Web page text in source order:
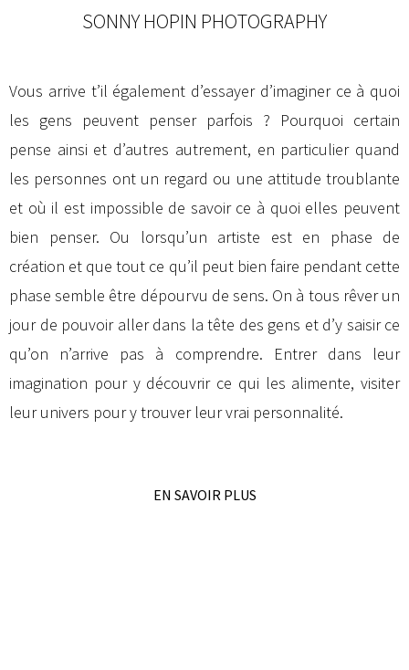
SONNY HOPIN PHOTOGRAPHY
Vous arrive t’il également d’essayer d’imaginer ce à quoi
les gens peuvent penser parfois ? Pourquoi certain
pense ainsi et d’autres autrement, en particulier quand
les personnes ont un regard ou une attitude troublante
et où il est impossible de savoir ce à quoi elles peuvent
bien penser. Ou lorsqu’un artiste est en phase de
création et que tout ce qu’il peut bien faire pendant cette
phase semble être dépourvu de sens. On à tous rêver un
jour de pouvoir aller dans la tête des gens et d’y saisir ce
qu’on n’arrive pas à comprendre. Entrer dans leur
imagination pour y découvrir ce qui les alimente, visiter
leur univers pour y trouver leur vrai personnalité.
EN SAVOIR PLUS